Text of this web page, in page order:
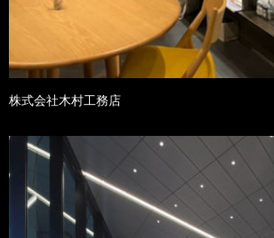
株式会社木村工務店